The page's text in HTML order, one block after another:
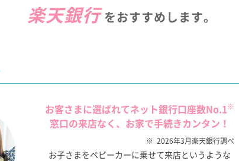
楽天銀行をおすすめします。
お客さまに選ばれてネット銀行口座数No.1※
窓口の来店なく、お家で手続きカンタン！
2026年3月楽天銀行調べ
お子さまをベビーカーに乗せて来店というような